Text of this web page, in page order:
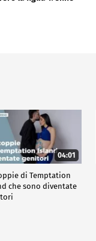
04:01
di Temptation
che sono diventate